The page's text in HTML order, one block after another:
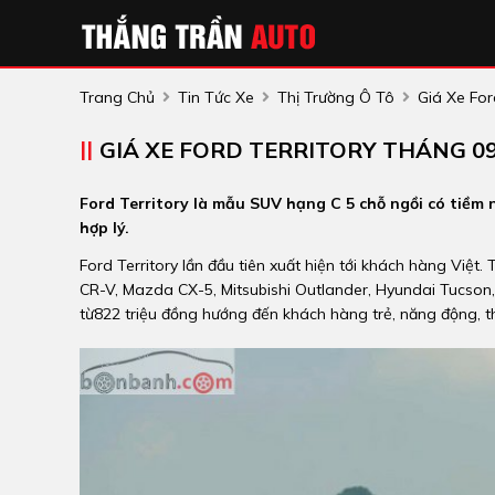
Trang Chủ Tin Tức Xe Thị Trường Ô Tô Giá Xe
GIÁ XE FORD TERRITORY THÁNG
Ford Territory là mẫu SUV hạng C 5 chỗ ngồi có
hợp lý.
Ford Territory lần đầu tiên xuất hiện tới khách hàng
CR-V, Mazda CX-5, Mitsubishi Outlander, Hyundai
từ822 triệu đồng hướng đến khách hàng trẻ, năng động,